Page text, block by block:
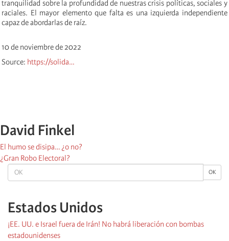
OK OK
Estados Unidos
¡EE. UU. e Israel fuera de Irán! No habrá liberación con bombas
estadounidenses
tranquilidad sobre la profundidad de nuestras crisis políticas, sociales y
raciales. El mayor elemento que falta es una izquierda independiente
capaz de abordarlas de raíz.
10 de noviembre de 2022
Source: https://solida…
David Finkel
El humo se disipa… ¿o no?
¿Gran Robo Electoral?